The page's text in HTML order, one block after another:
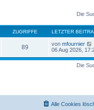
Die
ZUGRIFFE LETZTER
89 von mfournier
06 Aug 2026,
Die
Alle Cookies